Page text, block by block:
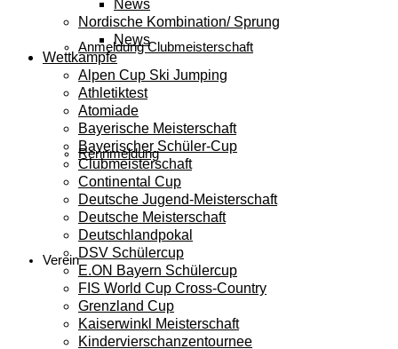
Anmeldung Clubmeisterschaft
Rennmeldung
Verein
News
Nordische Kombination/ Sprung
News
Wettkämpfe
Alpen Cup Ski Jumping
Athletiktest
Atomiade
Bayerische Meisterschaft
Bayerischer Schüler-Cup
Clubmeisterschaft
Continental Cup
Deutsche Jugend-Meisterschaft
Deutsche Meisterschaft
Deutschlandpokal
DSV Schülercup
E.ON Bayern Schülercup
FIS World Cup Cross-Country
Grenzland Cup
Kaiserwinkl Meisterschaft
Kindervierschanzentournee